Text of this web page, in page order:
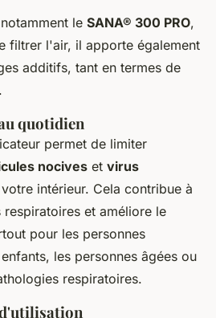
le SANA® 300 PRO,
filtrer l'air, il apporte également
additifs, tant en termes de
quotidien
permet de limiter
nocives et virus
intérieur. Cela contribue à
et améliore le
pour les personnes
les personnes âgées ou
respiratoires.